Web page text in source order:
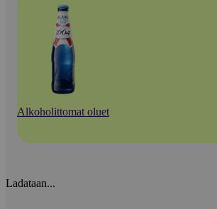
Alkoholittomat oluet
Ladataan...